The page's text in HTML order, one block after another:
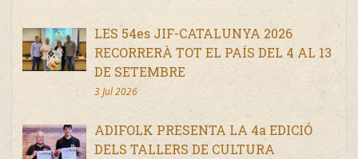
LES 54es JIF-CATALUNYA 2026
RECORRERÀ TOT EL PAÍS DEL 4 AL 13
DE SETEMBRE
3 Jul 2026
ADIFOLK PRESENTA LA 4a EDICIÓ
DELS TALLERS DE CULTURA